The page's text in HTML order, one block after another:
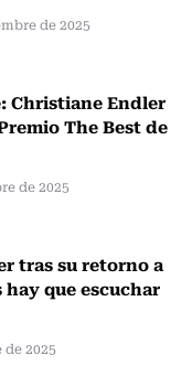
de 2025
Christiane Endler
The Best de
de 2025
tras su retorno a
hay que escuchar
2025